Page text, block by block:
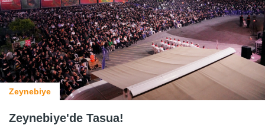
Zeynebiye
Zeynebiye'de Tasua!